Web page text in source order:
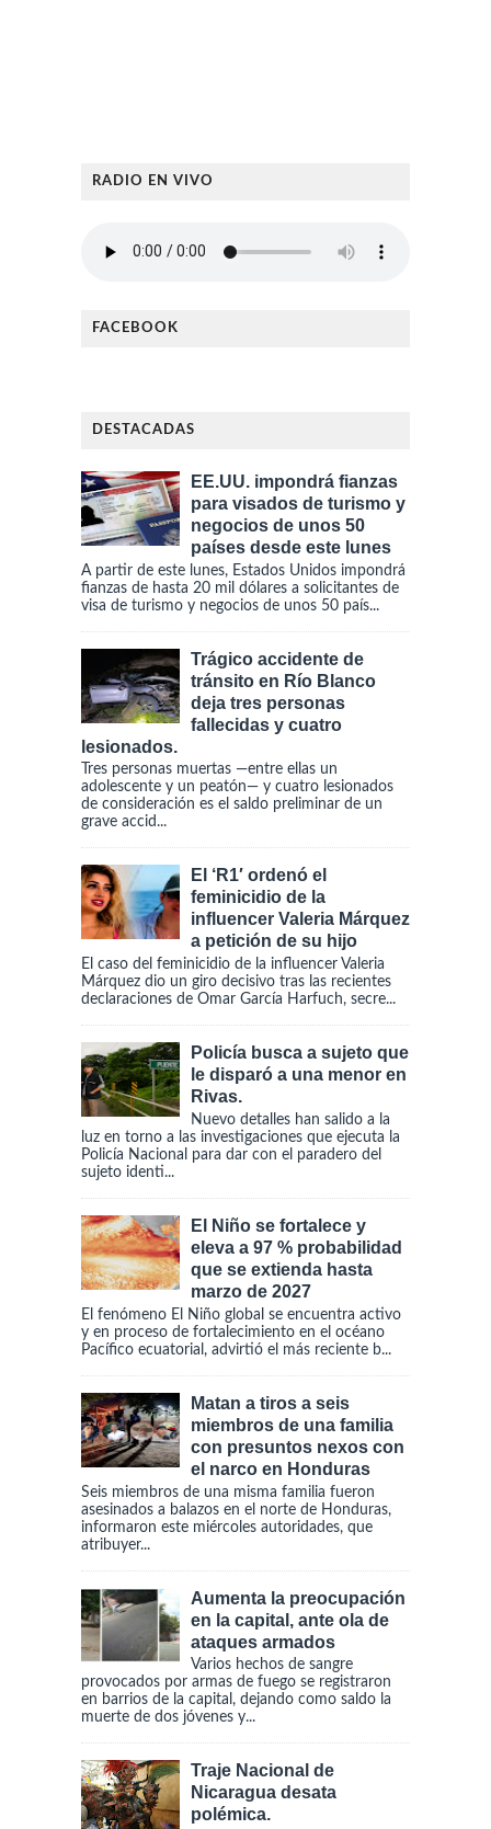
RADIO EN VIVO
FACEBOOK
DESTACADAS
EE.UU. impondrá fianzas
para visados de turismo y
negocios de unos 50
países desde este lunes
A partir de este lunes, Estados Unidos impondrá
fianzas de hasta 20 mil dólares a solicitantes de
visa de turismo y negocios de unos 50 país...
Trágico accidente de
tránsito en Río Blanco
deja tres personas
fallecidas y cuatro
lesionados.
Tres personas muertas —entre ellas un
adolescente y un peatón— y cuatro lesionados
de consideración es el saldo preliminar de un
grave accid...
El ‘R1′ ordenó el
feminicidio de la
influencer Valeria Márquez
a petición de su hijo
El caso del feminicidio de la influencer Valeria
Márquez dio un giro decisivo tras las recientes
declaraciones de Omar García Harfuch, secre...
Policía busca a sujeto que
le disparó a una menor en
Rivas.
Nuevo detalles han salido a la
luz en torno a las investigaciones que ejecuta la
Policía Nacional para dar con el paradero del
sujeto identi...
El Niño se fortalece y
eleva a 97 % probabilidad
que se extienda hasta
marzo de 2027
El fenómeno El Niño global se encuentra activo
y en proceso de fortalecimiento en el océano
Pacífico ecuatorial, advirtió el más reciente b...
Matan a tiros a seis
miembros de una familia
con presuntos nexos con
el narco en Honduras
Seis miembros de una misma familia fueron
asesinados a balazos en el norte de Honduras,
informaron este miércoles autoridades, que
atribuyer...
Aumenta la preocupación
en la capital, ante ola de
ataques armados
Varios hechos de sangre
provocados por armas de fuego se registraron
en barrios de la capital, dejando como saldo la
muerte de dos jóvenes y...
Traje Nacional de
Nicaragua desata
polémica.